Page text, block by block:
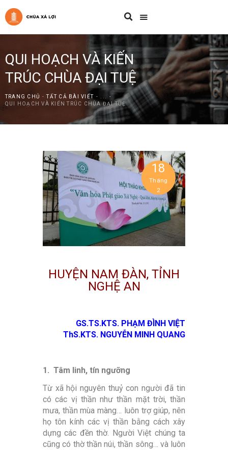
QUI HOẠCH VÀ KIẾN
TRÚC CHÙA ĐẠI TUỆ
TRANG CHỦ TẤT CẢ BÀI VIẾT
...
QUI HOẠCH VÀ KIẾN TRÚC CHÙA ĐẠI TUỆ
18
Tháng
2
HUYỆN NAM ĐÀN, TỈNH
NGHỆ AN
GS.TS.KTS. PHẠM ĐÌNH VIỆT
ThS.KTS. NGUYỄN MINH QUANG
1. Tâm linh, tín ngưỡng
Từ xã hội nguyên thuỷ con người đã tin
có các vị thần như thần mặt trời, thần
mưa, thần mùa màng… luôn trợ giúp, nên
họ tôn kính các vị thần bằng cách xây
dựng các đền thờ. Người Việt chúng ta
cũng có thờ thần núi, thần sông… và luôn